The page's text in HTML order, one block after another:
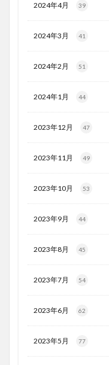
2024年4月 39
2024年3月 41
2024年2月 51
2024年1月 44
2023年12月 47
2023年11月 49
2023年10月 53
2023年9月 44
2023年8月 45
2023年7月 54
2023年6月 62
2023年5月 77